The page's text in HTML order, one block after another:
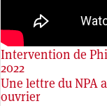
Intervention de
2022
Une lettre du NPA
ouvrier